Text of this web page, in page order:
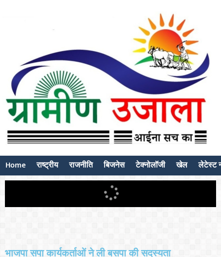
Home राष्ट्रीय राजनीति बिजनेस टेक्नोलॉजी खेल लेटेस्ट
भाजपा सपा कार्यकर्ताओं ने ली बसपा की सदस्यता